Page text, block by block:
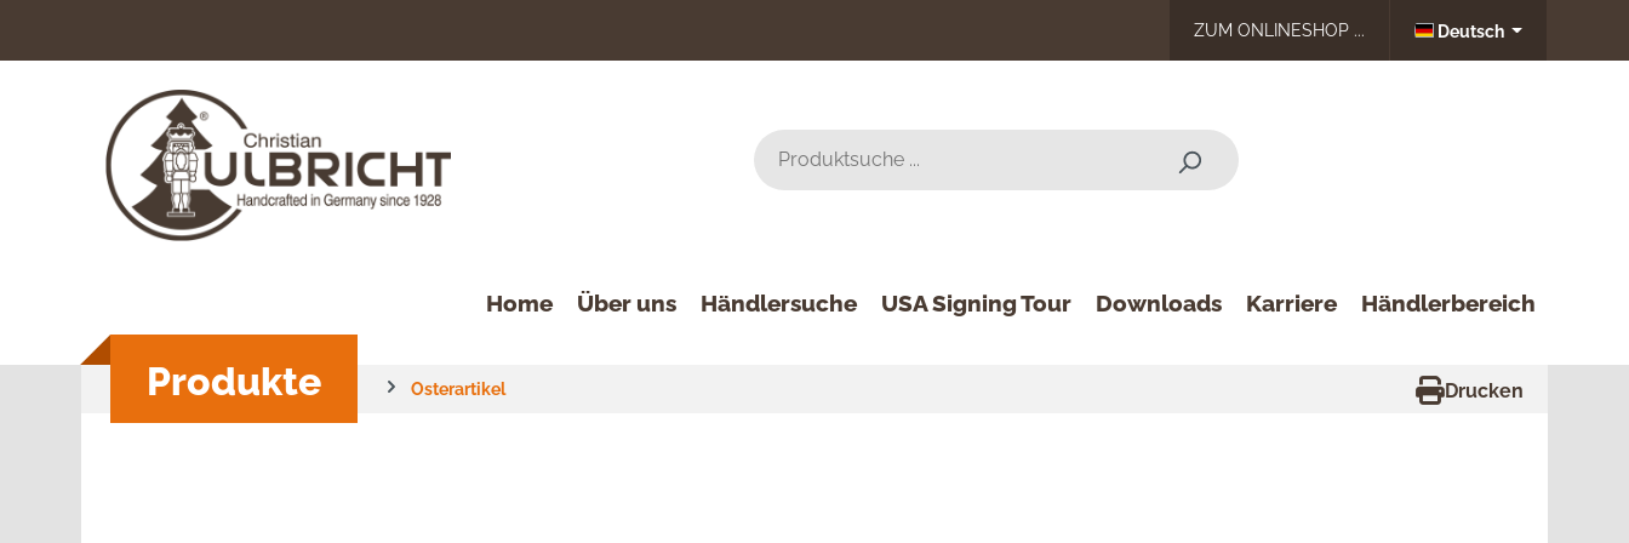
ZUM ONLINESHOP ... Deutsch
Home
Produkte
Über uns Händlersuche USA Signing Tour Downloads Karriere Händlerbereich
Osterartikel Drucken